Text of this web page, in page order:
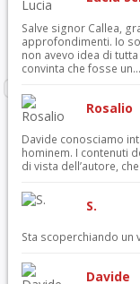
Salve signor Callea,
approfondimenti. Io
non avevo idea di
convinta che fosse un...
Rosalio
Davide conosciamo
hominem. I contenuti
di vista dell’autore,
S.
Sta scoperchiando
Davide